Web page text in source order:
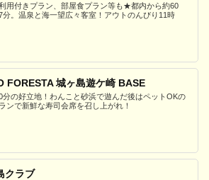
用付きプラン、部屋食プラン等も★都内から約60
分。温泉と海一望広々客室！アウトのんびり11時
FORESTA 城ヶ島遊ケ崎 BASE
分の好立地！わんこと砂浜で遊んだ後はペットOKの
ンで新鮮な寿司会席を召し上がれ！
クラブ